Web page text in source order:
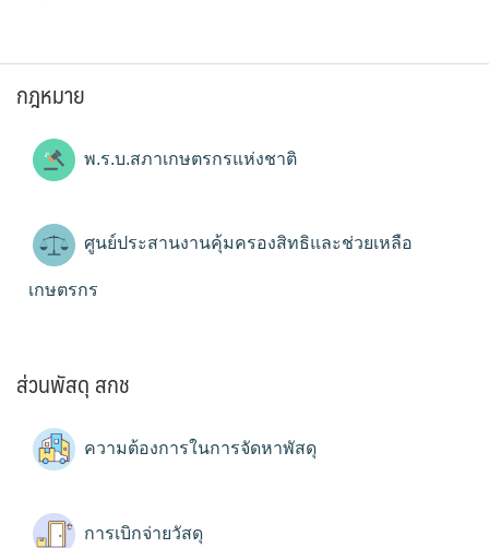
กฎหมาย
พ.ร.บ.สภาเกษตรกรแห่งชาติ
ศูนย์ประสานงานคุ้มครองสิทธิและช่วยเหลือ
เกษตรกร
ส่วนพัสดุ สกช
ความต้องการในการจัดหาพัสดุ
การเบิกจ่ายวัสดุ